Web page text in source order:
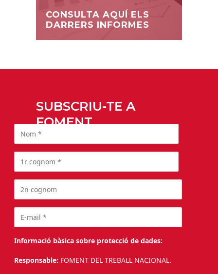
CONSULTA AQUÍ ELS
DARRERS INFORMES
SUBSCRIU-TE A
FOMENT
Informació bàsica sobre protecció de dades:
Responsable: FOMENT DEL TREBALL NACIONAL.